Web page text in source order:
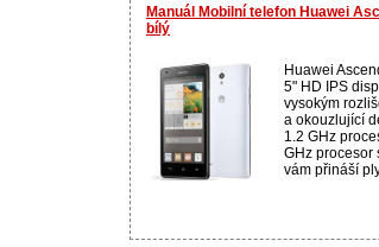
Manuál Mobilní telefon Huawei
bílý
Huawei
5" HD IPS
vysokým
a okouzlující
1.2 GHz
GHz procesor
vám přináší